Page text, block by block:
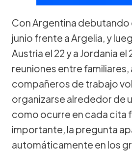
Con Argentina debutando
junio frente a Argelia, y
Austria el 22 y a Jordania el
reuniones entre familiares,
compañeros de trabajo
organizarse alrededor de
como ocurre en cada cita
importante, la pregunta
automáticamente en los